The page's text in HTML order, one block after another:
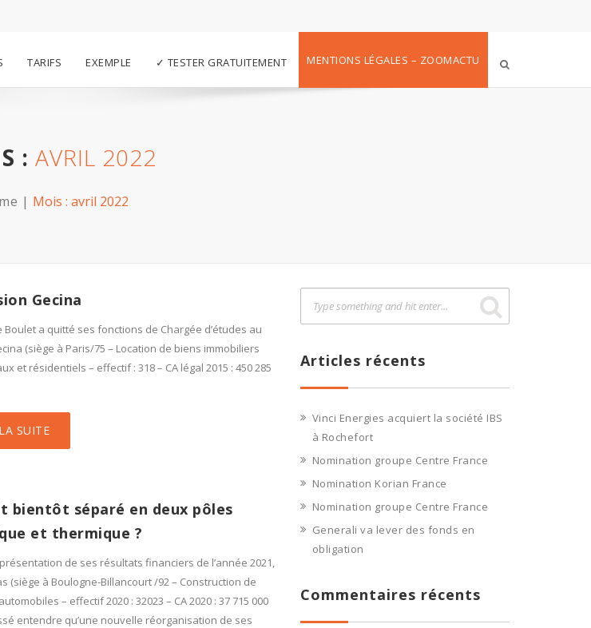
TARIFS EXEMPLE ✓ TESTER GRATUITEMENT MENTIONS LÉGALES – ZOOMACTU
: AVRIL 2022
Mois : avril 2022
Gecina
Boulet a quitté ses fonctions de Chargée d’études au
(siège à Paris/75 – Location de biens immobiliers
et résidentiels – effectif : 318 – CA légal 2015 : 450 285
SUITE
bientôt séparé en deux pôles
et thermique ?
de ses résultats financiers de l’année 2021,
(siège à Boulogne-Billancourt /92 – Construction de
– effectif 2020 : 32023 – CA 2020 : 37 715 000
entendre qu’une nouvelle réorganisation de ses
Articles récents
Vinci Energies acquiert la société IBS
à Rochefort
Nomination groupe Centre France
Nomination Korian France
Nomination groupe Centre France
Generali va lever des fonds en
obligation
Commentaires récents